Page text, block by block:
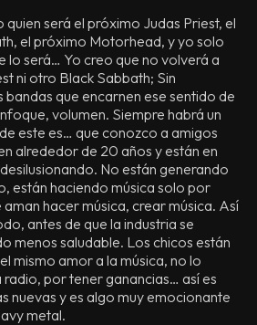
quien será el próximo Judas Priest, el
el próximo Motorhead, y yo solo
lo será… Yo creo que no volverá a
ni otro Black Sabbath; Sin
que encarnen ese sentido de
volumen. Siempre habrá un
este es… que conozco a amigos
alrededor de 20 años y están en
No están generando
están haciendo música solo por
hacer música, crear música. Así
antes de que la industria se
menos saludable. Los chicos están
mismo amor a la música, no lo
por tener ganancias… así es
nuevas y es algo muy emocionante
metal.